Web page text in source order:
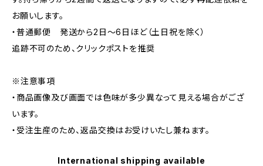
お願いします。
・普通郵便 発送から2日〜6日ほど（土日祝を除く）
追跡不可のため、クリックポストを推奨
※注意事項
・商品画像及び画面では色味が多少異なって見える場合がござ
います。
・受注生産のため、返品交換はお受けいたし兼ねます。
International shipping available